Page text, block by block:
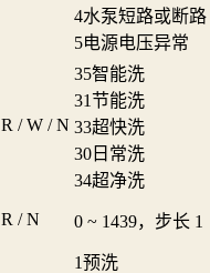
4水泵短路或断路
5电源电压异常
R / W / N
35智能洗
31节能洗
33超快洗
30 日常洗
34超净洗
R / N 0 ~ 1439，步长 1
1预洗